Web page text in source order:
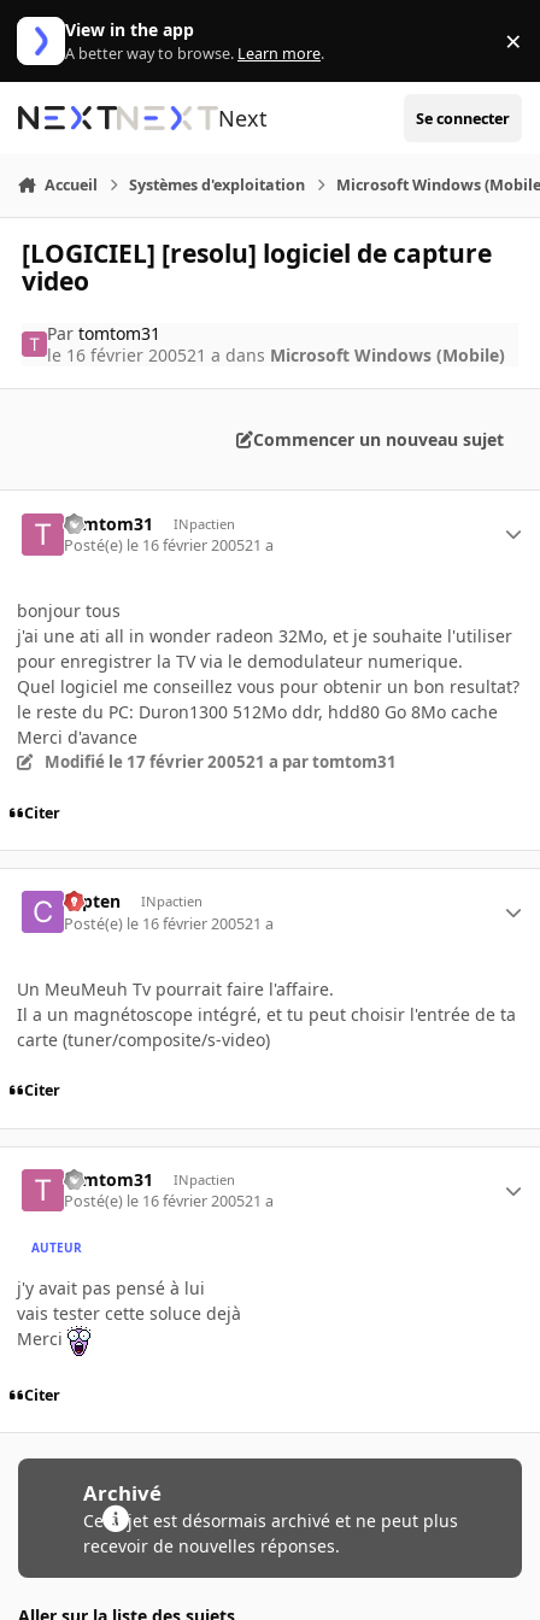
Aller au contenu
View in the app
A better way to browse. Learn more. ×
Next Se connecter
Accueil Systèmes d'exploitation Microsoft Windows
[LOGICIEL] [resolu] logiciel de capture
video
Partomtom31
le 16 février 200521 a dans Microsoft Windows (Mobile)
Commencer un nouveau sujet
tomtom31 INpactien
Posté(e) le 16 février 200521 a
bonjour tous
j'ai une ati all in wonder radeon 32Mo, et je souhaite l'utiliser
pour enregistrer la TV via le demodulateur numerique.
Quel logiciel me conseillez vous pour obtenir un bon resultat?
le reste du PC: Duron1300 512Mo ddr, hdd80 Go 8Mo cache
Merci d'avance
Modifié le 17 février 200521 a par tomtom31
Citer
capten INpactien
Posté(e) le 16 février 200521 a
Un MeuMeuh Tv pourrait faire l'affaire.
Il a un magnétoscope intégré, et tu peut choisir l'entrée de ta
carte (tuner/composite/s-video)
Citer
tomtom31 INpactien
Posté(e) le 16 février 200521 a
AUTEUR
j'y avait pas pensé à lui
vais tester cette soluce dejà
Merci
Citer
Archivé
Ce sujet est désormais archivé et ne peut plus
recevoir de nouvelles réponses.